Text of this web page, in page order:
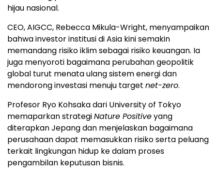
hijau nasional.
CEO, AIGCC, Rebecca Mikula-Wright, menyampaikan
bahwa investor institusi di Asia kini semakin
memandang risiko iklim sebagai risiko keuangan. Ia
juga menyoroti bagaimana perubahan geopolitik
global turut menata ulang sistem energi dan
mendorong investasi menuju target net-zero.
Profesor Ryo Kohsaka dari University of Tokyo
memaparkan strategiNature Positiveyang
diterapkan Jepang dan menjelaskan bagaimana
perusahaan dapat memasukkan risiko serta peluang
terkait lingkungan hidup ke dalam proses
pengambilan keputusan bisnis.